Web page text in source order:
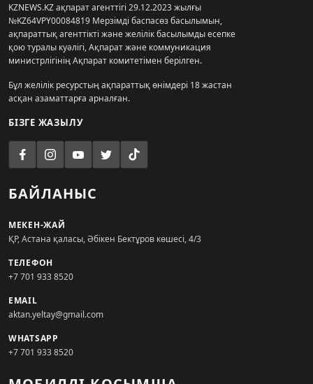
KZNEWS.KZ ақпарат агенттігі 29.12.2023 жылғы
№KZ64VPY00084819 Мерзімді баспасөз басылымын,
ақпараттық агенттікті және желілік басылымды есепке
қою туралы куәлігі, Ақпарат және коммуникация
министрлігінің Ақпарат комитетімен берілген.
Бұл желілік ресурстың ақпараттық өнімдері 18 жастан
асқан азаматтарға арналған.
БІЗГЕ ЖАЗЫЛУ
БАЙЛАНЫС
МЕКЕН-ЖАЙ
ҚР, Астана қаласы, Әбікен Бектұров көшесі, 4/3
ТЕЛЕФОН
+7 701 933 8520
EMAIL
aktan.yeltay@gmail.com
WHATSAPP
+7 701 933 8520